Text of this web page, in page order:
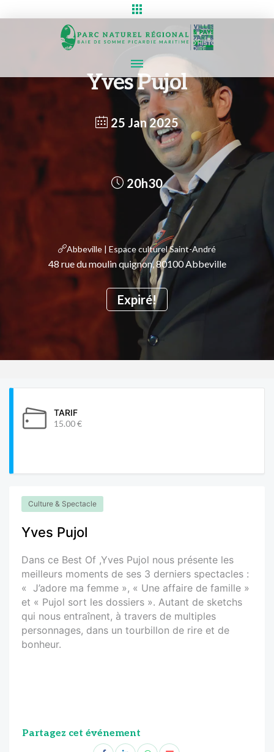
Yves Pujol
25 Jan 2025
Expiré!
20h30
Abbeville | Espace culturel Saint-André
48 rue du moulin quignon, 80100 Abbeville
TARIF
15.00 €
Culture & Spectacle
Yves Pujol
Dans ce Best Of ,Yves Pujol nous présente les
meilleurs moments de ses 3 derniers spectacles :
« J’adore ma femme », « Une affaire de famille »
et « Pujol sort les dossiers ». Autant de sketchs
qui nous entraînent, à travers de multiples
personnages, dans un tourbillon de rire et de
bonheur.
Partagez cet événement